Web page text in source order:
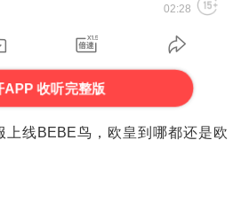
02:28
APP 收听完整版
上线BEBE鸟，欧皇到哪都还是欧